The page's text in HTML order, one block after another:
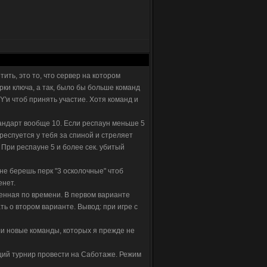
это то, что сервер на котором
ключа, а так, было бы больше команд
чтоб принять участие. Хотя команд и
вообще 10. Если респаун меньше 5
у тебя за спиной и стреляет
респауне 5 и более сек. убитый
берешь перк "3 осколочные" чтоб
по времени. В первом варианте
о втором варианте. Вывод: при игре с
новые команды, которых я прежде не
турнир провести на Саботаже. Режим